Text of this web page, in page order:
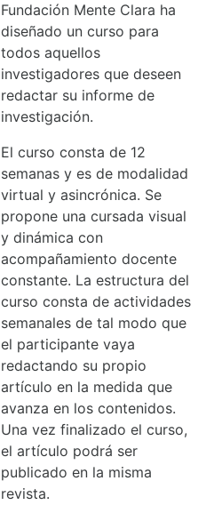
Fundación Mente Clara ha
diseñado un curso para
todos aquellos
investigadores que deseen
redactar su informe de
investigación.
El curso consta de 12
semanas y es de modalidad
virtual y asincrónica. Se
propone una cursada visual
y dinámica con
acompañamiento docente
constante. La estructura del
curso consta de actividades
semanales de tal modo que
el participante vaya
redactando su propio
artículo en la medida que
avanza en los contenidos.
Una vez finalizado el curso,
el artículo podrá ser
publicado en la misma
revista.